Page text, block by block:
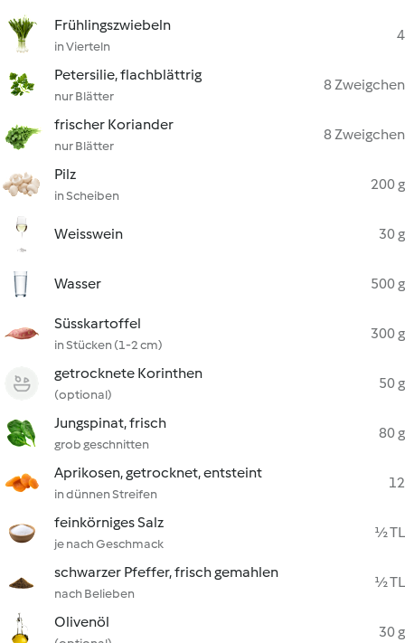
Frühlingszwiebeln
in Vierteln
4
Petersilie, flachblättrig
nur Blätter
8 Zweigchen
frischer Koriander
nur Blätter
8 Zweigchen
Pilz
in Scheiben
200 g
Weisswein 30 g
Wasser 500 g
Süsskartoffel
in Stücken (1-2 cm)
300 g
getrocknete Korinthen
(optional)
50 g
Jungspinat, frisch
grob geschnitten
80 g
Aprikosen, getrocknet, entsteint
in dünnen Streifen
12
feinkörniges Salz
je nach Geschmack
½ TL
schwarzer Pfeffer, frisch gemahlen
nach Belieben
½ TL
Olivenöl
30 g